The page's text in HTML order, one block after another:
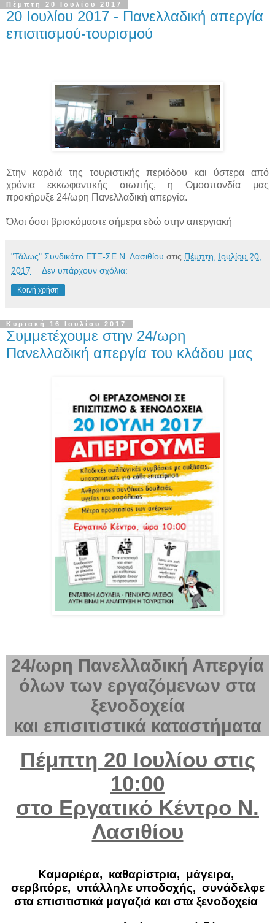
Πέμπτη 20 Ιουλίου 2017
20 Ιουλίου 2017 - Πανελλαδική απεργία
επισιτισμού-τουρισμού
Στην καρδιά της τουριστικής περιόδου και ύστερα από
χρόνια εκκωφαντικής σιωπής, η Ομοσπονδία μας
προκήρυξε 24/ωρη Πανελλαδική απεργία.
Όλοι όσοι βρισκόμαστε σήμερα εδώ στην απεργιακή
"Τάλως" Συνδικάτο ΕΤΞ-ΣΕ Ν. Λασιθίου στις Πέμπτη, Ιουλίου 20,
2017
Δεν υπάρχουν σχόλια:
Κοινή χρήση
Κυριακή 16 Ιουλίου 2017
Συμμετέχουμε στην 24/ωρη
Πανελλαδική απεργία του κλάδου μας
24/ωρη Πανελλαδική Απεργία
όλων των εργαζόμενων στα
ξενοδοχεία
και επισιτιστικά καταστήματα
Πέμπτη 20 Ιουλίου στις
10:00
στο Εργατικό Κέντρο Ν.
Λασιθίου
Καμαριέρα, καθαρίστρια, μάγειρα,
σερβιτόρε, υπάλληλε υποδοχής, συνάδελφε
στα επισιτιστικά μαγαζιά και στα ξενοδοχεία